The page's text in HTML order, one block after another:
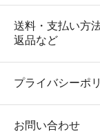
送料・支払い方
返品など
プライバシーポ
お問い合わせ